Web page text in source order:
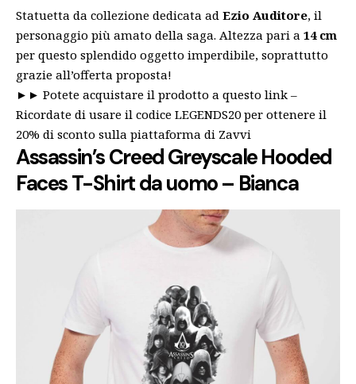
Statuetta da collezione dedicata ad Ezio Auditore, il
personaggio più amato della saga. Altezza pari a 14 cm
per questo splendido oggetto imperdibile, soprattutto
grazie all’offerta proposta!
►► Potete acquistare il prodotto a questo link –
Ricordate di usare il codice LEGENDS20 per ottenere il
20% di sconto sulla piattaforma di Zavvi
Assassin’s Creed Greyscale Hooded
Faces T-Shirt da uomo – Bianca